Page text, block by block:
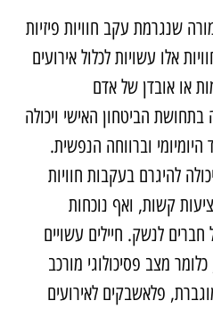
עקב חוויות פיזיות
אלו עשויות לכלול אירועים
אובדן של אדם
הביטחון האישי ויכולה
וברווחה הנפשית.
להיגרם בעקבות חוויות
קשות, ואף נוכחות
לנשק. חיילים עשויים
מצב פסיכולוגי מורכב
פלאשבקים לאירועים